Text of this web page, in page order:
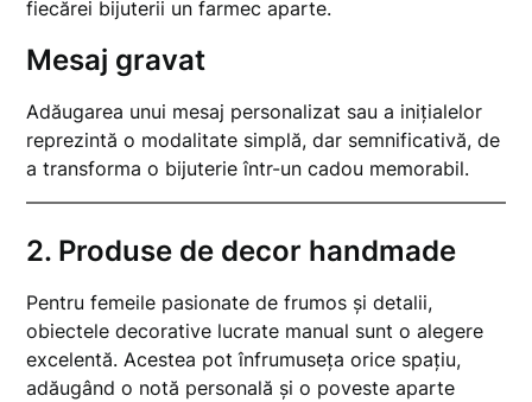
fiecărei bijuterii un farmec aparte.
Mesaj gravat
Adăugarea unui mesaj personalizat sau a inițialelor
reprezintă o modalitate simplă, dar semnificativă, de
a transforma o bijuterie într-un cadou memorabil.
2. Produse de decor handmade
Pentru femeile pasionate de frumos și detalii,
obiectele decorative lucrate manual sunt o alegere
excelentă. Acestea pot înfrumuseța orice spațiu,
adăugând o notă personală și o poveste aparte